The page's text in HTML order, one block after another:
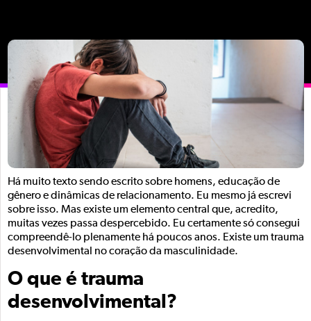
Há muito texto sendo escrito sobre homens, educação de
gênero e dinâmicas de relacionamento. Eu mesmo já escrevi
sobre isso. Mas existe um elemento central que, acredito,
muitas vezes passa despercebido. Eu certamente só consegui
compreendê-lo plenamente há poucos anos. Existe um trauma
desenvolvimental no coração da masculinidade.
O que é trauma
desenvolvimental?